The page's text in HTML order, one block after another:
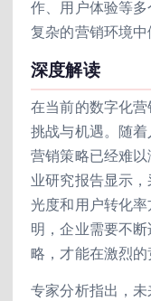
作、用户体验等
复杂的营销环境中
深度解读
在当前的数字化
挑战与机遇。随
营销策略已经难
业研究报告显示
光度和用户转化
明，企业需要不
略，才能在激烈的
专家分析指出，